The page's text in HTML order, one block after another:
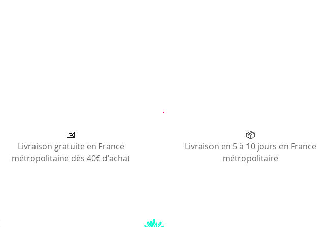
💌
Livraison gratuite en France
métropolitaine dès 40€ d'achat
📦
Livraison en 5 à 10 jours en France
métropolitaire